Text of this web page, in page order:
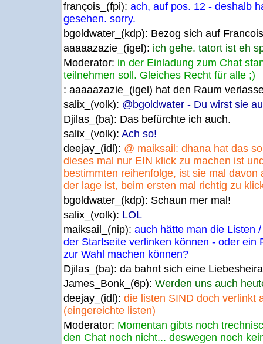
françois_(fpi): ach, auf pos. 12 - deshalb
gesehen. sorry.
bgoldwater_(kdp): Bezog sich auf
aaaaazazie_(igel): ich gehe. tatort ist eh
Moderator: in der Einladung zum Chat
teilnehmen soll. Gleiches Recht für alle ;)
: aaaaazazie_(igel) hat den Raum
salix_(volk): @bgoldwater - Du wirst sie
Djilas_(ba): Das befürchte ich auch.
salix_(volk): Ach so!
deejay_(idl): @ maiksail: dhana hat das
dieses mal nur EIN klick zu machen ist
bestimmten reihenfolge, ist sie mal
der lage ist, beim ersten mal richtig zu
bgoldwater_(kdp): Schaun mer mal!
salix_(volk): LOL
maiksail_(nip): auch hätte man die Listen
der Startseite verlinken können - oder ein
zur Wahl machen können?
Djilas_(ba): da bahnt sich eine
James_Bonk_(6p): Werden uns auch
deejay_(idl): die listen SIND doch verlinkt
(eingereichte listen)
Moderator: Momentan gibts noch
den Chat noch nicht... deswegen noch